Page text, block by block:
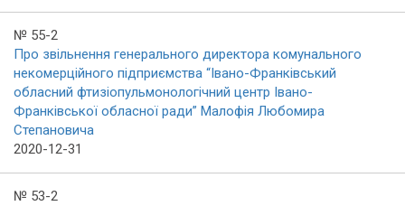
№ 55-2
Про звільнення генерального директора комунального
некомерційного підприємства “Івано-Франківський
обласний фтизіопульмонологічний центр Івано-
Франківської обласної ради” Малофія Любомира
Степановича
2020-12-31
№ 53-2